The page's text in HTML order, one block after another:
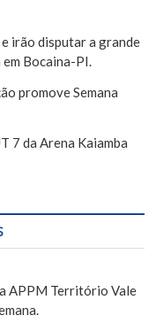
irão disputar a grande
Bocaina-PI.
promove Semana
7 da Arena Kaiamba
APPM Território Vale